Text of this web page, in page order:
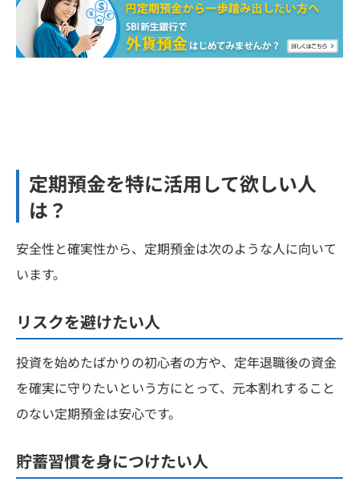
定期預金を特に活用して欲しい人
は？
安全性と確実性から、定期預金は次のような人に向いて
います。
リスクを避けたい人
投資を始めたばかりの初心者の方や、定年退職後の資金
を確実に守りたいという方にとって、元本割れすること
のない定期預金は安心です。
貯蓄習慣を身につけたい人